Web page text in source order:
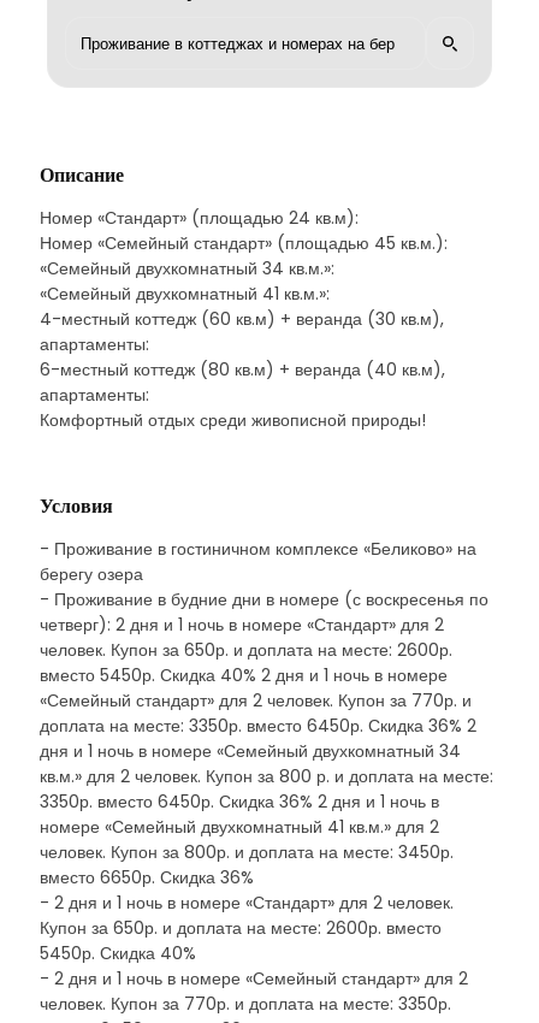
Описание
Номер «Стандарт» (площадью 24 кв.м):
Номер «Семейный стандарт» (площадью 45 кв.м.):
«Семейный двухкомнатный 34 кв.м.»:
«Семейный двухкомнатный 41 кв.м.»:
4-местный коттедж (60 кв.м) + веранда (30 кв.м),
апартаменты:
6-местный коттедж (80 кв.м) + веранда (40 кв.м),
апартаменты:
Комфортный отдых среди живописной природы!
Условия
- Проживание в гостиничном комплексе «Беликово» на
берегу озера
- Проживание в будние дни в номере (с воскресенья по
четверг): 2 дня и 1 ночь в номере «Стандарт» для 2
человек. Купон за 650р. и доплата на месте: 2600р.
вместо 5450р. Скидка 40% 2 дня и 1 ночь в номере
«Семейный стандарт» для 2 человек. Купон за 770р. и
доплата на месте: 3350р. вместо 6450р. Скидка 36% 2
дня и 1 ночь в номере «Семейный двухкомнатный 34
кв.м.» для 2 человек. Купон за 800 р. и доплата на месте:
3350р. вместо 6450р. Скидка 36% 2 дня и 1 ночь в
номере «Семейный двухкомнатный 41 кв.м.» для 2
человек. Купон за 800р. и доплата на месте: 3450р.
вместо 6650р. Скидка 36%
- 2 дня и 1 ночь в номере «Стандарт» для 2 человек.
Купон за 650р. и доплата на месте: 2600р. вместо
5450р. Скидка 40%
- 2 дня и 1 ночь в номере «Семейный стандарт» для 2
человек. Купон за 770р. и доплата на месте: 3350р.